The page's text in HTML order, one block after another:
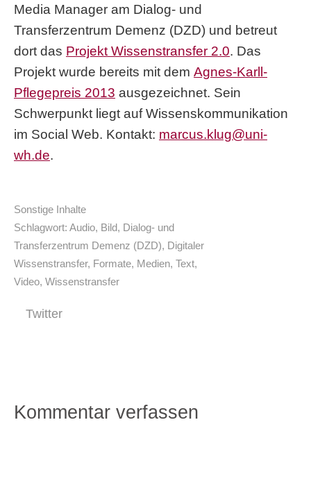
Media Manager am Dialog- und
Transferzentrum Demenz (DZD) und betreut
dort das Projekt Wissenstransfer 2.0. Das
Projekt wurde bereits mit dem Agnes-Karll-
Pflegepreis 2013 ausgezeichnet. Sein
Schwerpunkt liegt auf Wissenskommunikation
im Social Web. Kontakt: marcus.klug@uni-
wh.de.
Sonstige Inhalte
Schlagwort: Audio, Bild, Dialog- und
Transferzentrum Demenz (DZD), Digitaler
Wissenstransfer, Formate, Medien, Text,
Video, Wissenstransfer
Twitter
Kommentar verfassen